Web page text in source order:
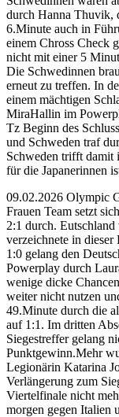
durch Hanna Thuvik,
6.Minute auch in
einem Chross Check
nicht mit einer 5
Die Schwedinnen
erneut zu treffen. In
einem mächtigen
MiraHallin im
Tz Beginn des
und Schweden traf
Schweden trifft damit
für die Japanerinnen
09.02.2026 Olympic
Frauen Team setzt
2:1 durch. Eutschland
verzeichnete in dieser
1:0 gelang den
Powerplay durch
wenige dicke
weiter nicht nutzen
49.Minute durch die
auf 1:1. Im dritten
Siegestreffer gelang
Punktgewinn.Mehr
Legionärin Katarina
Verlängerung zum
Viertelfinale nicht
morgen gegen Italien